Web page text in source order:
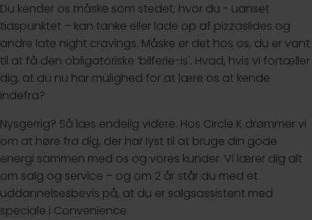
Du kender os måske som stedet, hvor du - uanset
tidspunktet – kan tanke eller lade op af pizzaslides og
andre late night cravings. Måske er det hos os, du er vant
til at få den obligatoriske ‘bilferie-is'. Hvad, hvis vi fortæller
dig, at du nu har mulighed for at lære os at kende
indefra?
Nysgerrig? Så læs endelig videre. Hos Circle K drømmer vi
om at høre fra dig, der har lyst til at bruge din gode
energi sammen med os og vores kunder. Vi lærer dig alt
om salg og service – og om 2 år står du med et
uddannelsesbevis på, at du er salgsassistent med
speciale i Convenience.